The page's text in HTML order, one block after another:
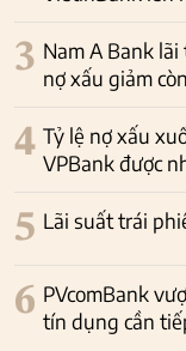
3 Nam A Bank
nợ xấu giảm
4 Tỷ lệ nợ xấu
VPBank được
5 Lãi suất trái
6 PVcomBank
tín dụng cần